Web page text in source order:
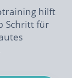
hilft
Schritt für